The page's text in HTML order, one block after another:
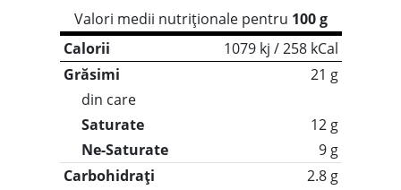
Valori medii nutriționale pentru 100 g
Calorii
1079 kj / 258 kCal
Grăsimi
21 g
din care
Saturate
12 g
Ne-Saturate
9 g
Carbohidrați
2.8 g